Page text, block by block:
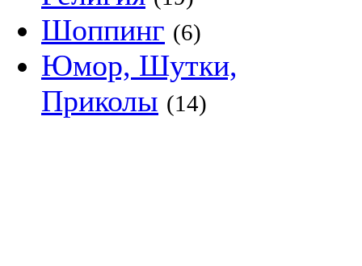
Шоппинг (6)
Юмор, Шутки,
Приколы (14)